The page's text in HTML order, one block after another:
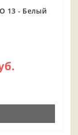
13 - Белый